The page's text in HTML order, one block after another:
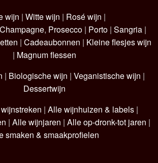
wijn | Witte wijn | Rosé wijn |
Champagne, Prosecco | Porto | Sangria |
| Cadeaubonnen | Kleine flesjes wijn
| Magnum flessen
| Biologische wijn | Veganistische wijn |
Dessertwijn
| Alle wijnhuizen & labels |
| Alle wijnjaren | Alle op-dronk-tot jaren |
smaken & smaakprofielen